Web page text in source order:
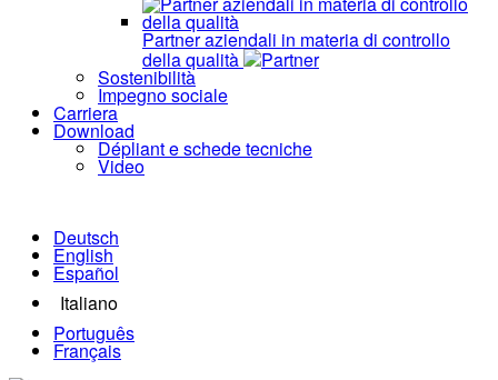
Partner aziendali in materia di controllo
della qualità Partner
Sostenibilità
Impegno sociale
Carriera
Download
Dépliant e schede tecniche
Video
Deutsch
English
Español
Italiano
Português
Français